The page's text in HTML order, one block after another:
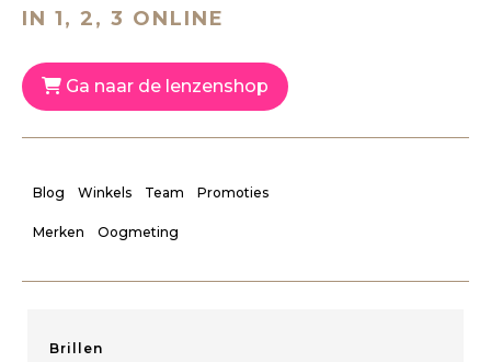
IN 1, 2, 3 ONLINE
Ga naar de lenzenshop
Blog Winkels Team Promoties
Merken Oogmeting
Brillen